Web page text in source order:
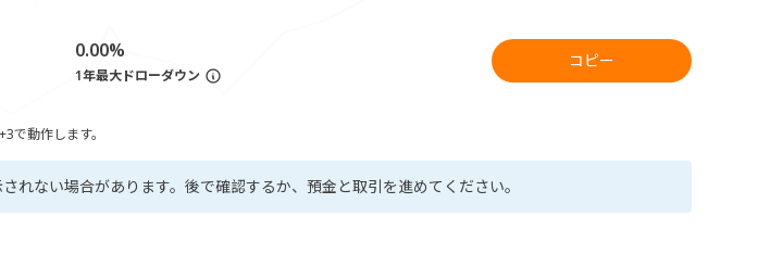
0.00%
1年最大ドローダウン
コピー
で動作します。
ない場合があります。後で確認するか、預金と取引を進めてください。